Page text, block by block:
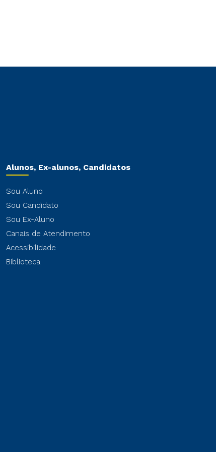
Alunos, Ex-alunos, Candidatos
Sou Aluno
Sou Candidato
Sou Ex-Aluno
Canais de Atendimento
Acessibilidade
Biblioteca